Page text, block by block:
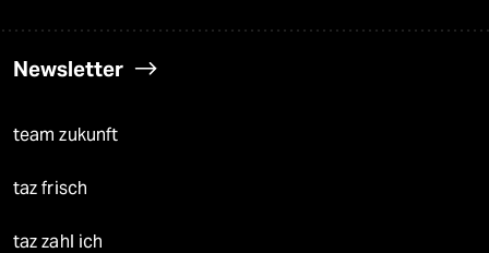
Newsletter
team zukunft
taz frisch
taz zahl ich